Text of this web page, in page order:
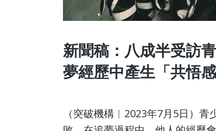
新聞稿：八成半受訪
夢經歷中產生「共悟
（突破機構︱2023年7月5日）